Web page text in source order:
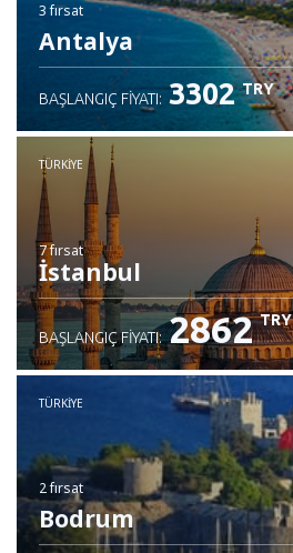
3 fırsat
Antalya
BAŞLANGIÇ FIYATI: 3302 TRY
TÜRKIYE
7 fırsat
İstanbul
BAŞLANGIÇ FIYATI: 2862 TRY
TÜRKIYE
2 fırsat
Bodrum